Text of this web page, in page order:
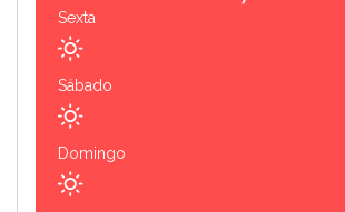
Sexta
Sábado
Domingo